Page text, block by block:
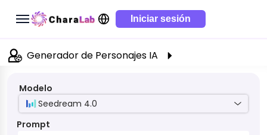
Iniciar sesión
Generador de Personajes IA
Modelo
Seedream 4.0
Prompt